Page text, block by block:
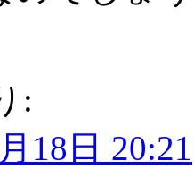
:
18日 20:21